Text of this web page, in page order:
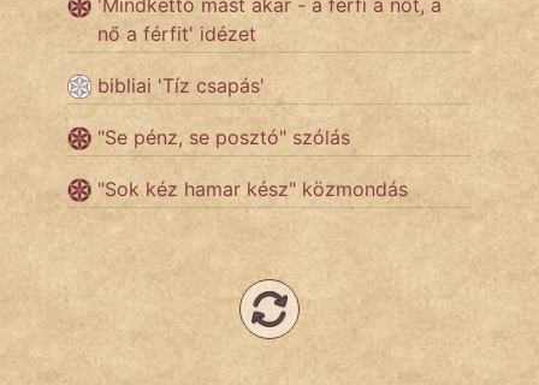
nő a férfit' idézet
bibliai 'Tíz csapás'
"Se pénz, se posztó" szólás
"Sok kéz hamar kész" közmondás